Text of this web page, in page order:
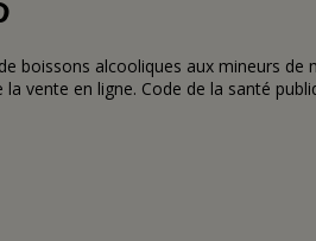
boissons alcooliques aux mineurs
vente en ligne. Code de la santé